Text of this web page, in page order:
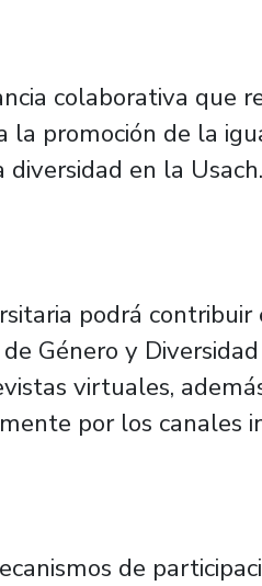
colaborativa que
la promoción de la
en la Usach.
podrá
Género y
virtuales,
por los canales
de